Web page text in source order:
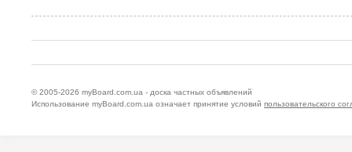
© 2005-2026 myBoard.com.ua - доска частных объявлений
Использование myBoard.com.ua означает принятие условий пользовательского